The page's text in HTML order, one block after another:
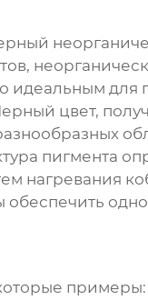
идеальным
цвет,
пигмента
нагревания
обеспечить
примеры: